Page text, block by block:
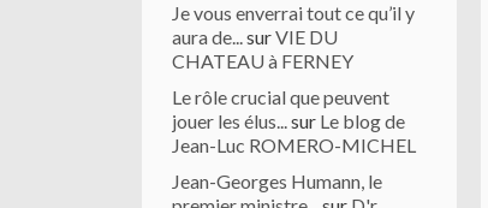
Je vous enverrai tout ce qu’il y
aura de...surVIE DU
CHATEAU à FERNEY
Le rôle crucial que peuvent
jouer les élus...sur Le blog de
Jean-Luc ROMERO-MICHEL
Jean-Georges Humann, le